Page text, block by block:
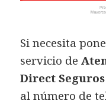
Si necesita
servicio de
Direct
al número de